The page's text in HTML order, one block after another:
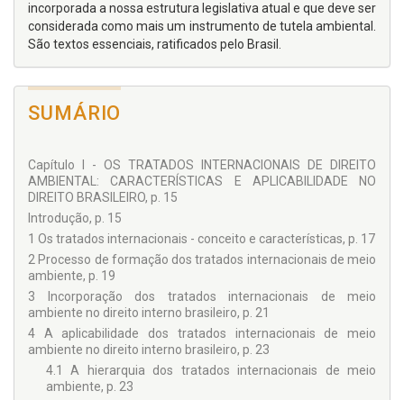
incorporada a nossa estrutura legislativa atual e que deve ser
considerada como mais um instrumento de tutela ambiental.
São textos essenciais, ratificados pelo Brasil.
SUMÁRIO
Capítulo I - OS TRATADOS INTERNACIONAIS DE DIREITO
AMBIENTAL: CARACTERÍSTICAS E APLICABILIDADE NO
DIREITO BRASILEIRO, p. 15
Introdução, p. 15
1 Os tratados internacionais - conceito e características, p. 17
2 Processo de formação dos tratados internacionais de meio
ambiente, p. 19
3 Incorporação dos tratados internacionais de meio
ambiente no direito interno brasileiro, p. 21
4 A aplicabilidade dos tratados internacionais de meio
ambiente no direito interno brasileiro, p. 23
4.1 A hierarquia dos tratados internacionais de meio
ambiente, p. 23